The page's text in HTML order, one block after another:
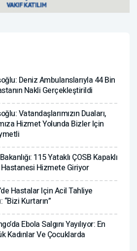
Deniz Ambulanslarıyla 44 Bin
Nakli Gerçekleştirildi
Vatandaşlarımızın Duaları,
Hizmet Yolunda Bizler Için
115 Yataklı ÇOSB Kapaklı
Hizmete Giriyor
Hastalar Için Acil Tahliye
“Bizi Kurtarın”
Ebola Salgını Yayılıyor: En
Kadınlar Ve Çocuklarda